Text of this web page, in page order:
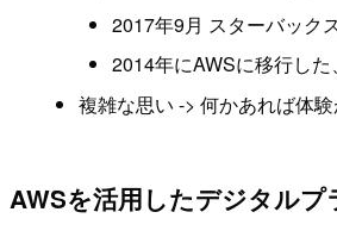
2017年9月 スターバック
2014年にAWSに移行し
複雑な思い -> 何かあれば体
AWSを活用したデジタルプ